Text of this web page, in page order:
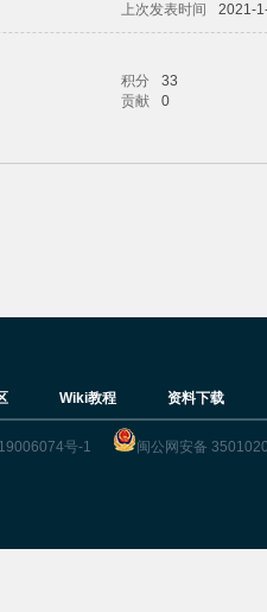
上次发表时间 2021-
积分
33
贡献 0
Wiki教程 资料下载
号-1 闽公网安备